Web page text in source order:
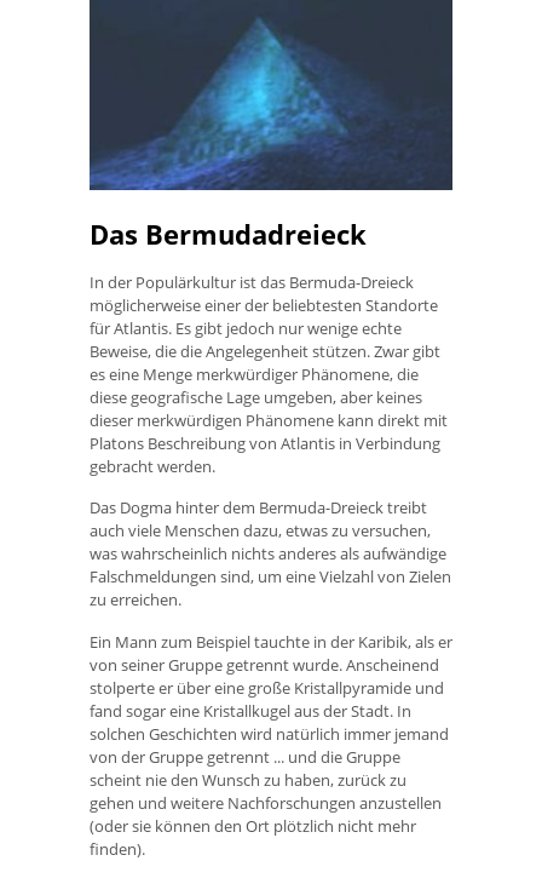
Das Bermudadreieck
In der Populärkultur ist das Bermuda-Dreieck
möglicherweise einer der beliebtesten Standorte
für Atlantis. Es gibt jedoch nur wenige echte
Beweise, die die Angelegenheit stützen. Zwar gibt
es eine Menge merkwürdiger Phänomene, die
diese geografische Lage umgeben, aber keines
dieser merkwürdigen Phänomene kann direkt mit
Platons Beschreibung von Atlantis in Verbindung
gebracht werden.
Das Dogma hinter dem Bermuda-Dreieck treibt
auch viele Menschen dazu, etwas zu versuchen,
was wahrscheinlich nichts anderes als aufwändige
Falschmeldungen sind, um eine Vielzahl von Zielen
zu erreichen.
Ein Mann zum Beispiel tauchte in der Karibik, als er
von seiner Gruppe getrennt wurde. Anscheinend
stolperte er über eine große Kristallpyramide und
fand sogar eine Kristallkugel aus der Stadt. In
solchen Geschichten wird natürlich immer jemand
von der Gruppe getrennt ... und die Gruppe
scheint nie den Wunsch zu haben, zurück zu
gehen und weitere Nachforschungen anzustellen
(oder sie können den Ort plötzlich nicht mehr
finden).